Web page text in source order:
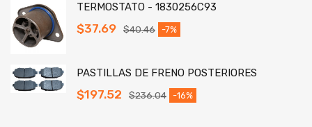
TERMOSTATO - 1830256C93
$40.46
$37.69 -7%
PASTILLAS DE FRENO POSTERIORES
$236.04
$197.52 -16%